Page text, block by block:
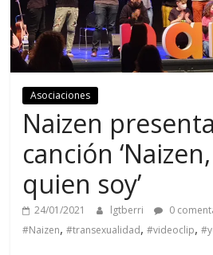
Asociaciones
Naizen
canción
quien soy’
24/01/2021 lgtberri 0
#Naizen,#transexualidad,#videoclip,